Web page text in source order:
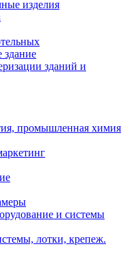
изделия
здание
зданий и
промышленная химия
и системы
лотки, крепеж.